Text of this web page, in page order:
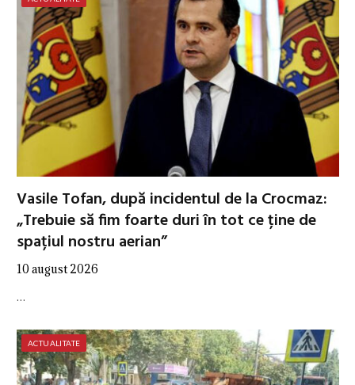
Vasile Tofan, după incidentul de la Crocmaz:
„Trebuie să fim foarte duri în tot ce ține de
spațiul nostru aerian”
10 august 2026
…
ACTUALITATE